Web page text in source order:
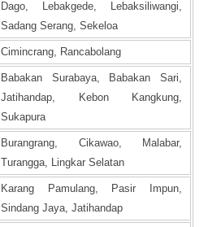
Dago, Lebakgede, Lebaksiliwangi,
Sadang Serang, Sekeloa
Cimincrang, Rancabolang
Babakan Surabaya, Babakan Sari,
Jatihandap, Kebon Kangkung,
Sukapura
Burangrang, Cikawao, Malabar,
Turangga, Lingkar Selatan
Karang Pamulang, Pasir Impun,
Sindang Jaya, Jatihandap